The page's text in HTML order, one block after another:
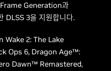
Frame Generation과
3을 지원합니다.
Wake 2: The Lake
Ops 6, Dragon Age™:
Dawn™ Remastered,